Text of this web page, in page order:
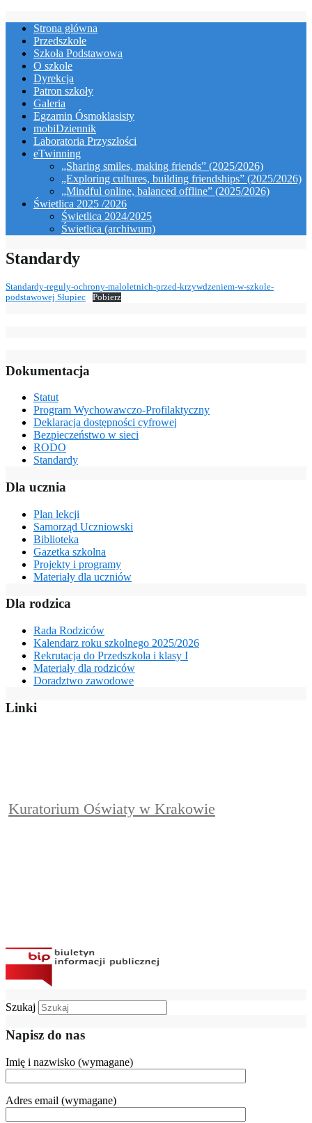
content
Strona główna
Przedszkole
Szkoła Podstawowa
O szkole
Dyrekcja
Patron szkoły
Galeria
Egzamin Ósmoklasisty
mobiDziennik
Laboratoria Przyszłości
eTwinning
„Sharing smiles, making friends” (2025/2026)
„Exploring cultures, building friendships” (2025/2026)
„Mindful online, balanced offline” (2025/2026)
Świetlica 2025 /2026
Świetlica 2024/2025
Świetlica (archiwum)
Standardy
Standardy-reguly-ochrony-maloletnich-przed-krzywdzeniem-w-szkole-
podstawowej Słupiec
Pobierz
Dokumentacja
Statut
Program Wychowawczo-Profilaktyczny
Deklaracja dostępności cyfrowej
Bezpieczeństwo w sieci
RODO
Standardy
Dla ucznia
Plan lekcji
Samorząd Uczniowski
Biblioteka
Gazetka szkolna
Projekty i programy
Materiały dla uczniów
Dla rodzica
Rada Rodziców
Kalendarz roku szkolnego 2025/2026
Rekrutacja do Przedszkola i klasy I
Materiały dla rodziców
Doradztwo zawodowe
Linki
Kuratorium Oświaty w Krakowie
Szukaj
Napisz do nas
Imię i nazwisko (wymagane)
Adres email (wymagane)